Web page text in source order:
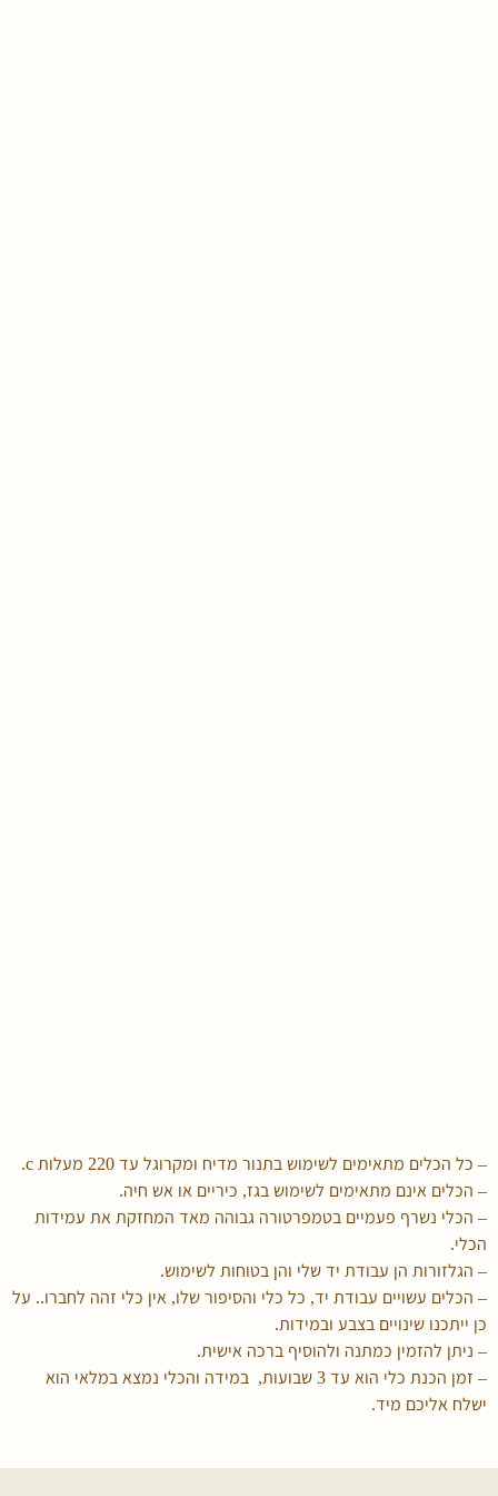
– כל הכלים מתאימים לשימוש בתנור מדיח ומקרוגל עד 220 מעלות c.
– הכלים אינם מתאימים לשימוש בגז, כיריים או אש חיה.
– הכלי נשרף פעמיים בטמפרטורה גבוהה מאד המחזקת את עמידות
הכלי.
– הגלזורות הן עבודת יד שלי והן בטוחות לשימוש.
– הכלים עשויים עבודת יד, כל כלי והסיפור שלו, אין כלי זהה לחברו.. על
כן ייתכנו שינויים בצבע ובמידות.
– ניתן להזמין כמתנה ולהוסיף ברכה אישית.
– זמן הכנת כלי הוא עד 3 שבועות, במידה והכלי נמצא במלאי הוא
ישלח אליכם מיד.